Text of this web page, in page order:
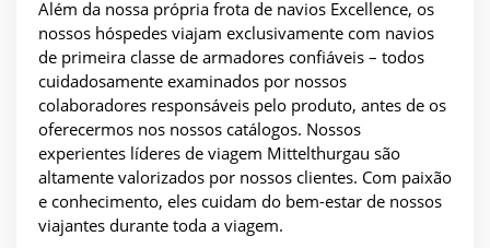
Além da nossa própria frota de navios Excellence, os
nossos hóspedes viajam exclusivamente com navios
de primeira classe de armadores confiáveis – todos
cuidadosamente examinados por nossos
colaboradores responsáveis pelo produto, antes de os
oferecermos nos nossos catálogos. Nossos
experientes líderes de viagem Mittelthurgau são
altamente valorizados por nossos clientes. Com paixão
e conhecimento, eles cuidam do bem-estar de nossos
viajantes durante toda a viagem.